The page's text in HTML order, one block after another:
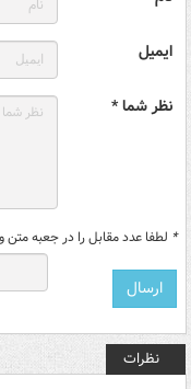
ایمیل
نظر شما *
* لطفا عدد مقابل را در جعبه متن
نظرات